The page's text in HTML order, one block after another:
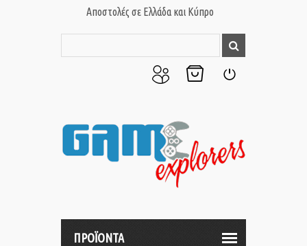
Αποστολές σε Ελλάδα και Κύπρο
μου
ΠΡΟΪΟΝΤΑ